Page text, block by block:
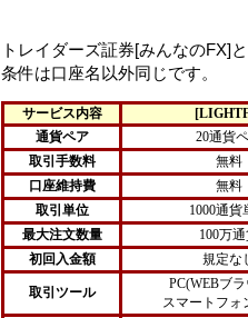
トレイダーズ証券[みんなのFX]
条件は口座名以外同じです。
サービス内容
通貨ペア
20通貨
取引手数料
無料
口座維持費
無料
取引単位
1000通貨
最大注文数量
100万
初回入金額
規定な
取引ツール
PC(WEBブ
スマートフォ